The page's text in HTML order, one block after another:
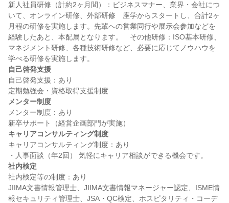
新人社員研修（計約2ヶ月間）：ビジネスマナー、業界・会社につ
いて、オンライン研修、外部研修　座学からスタートし、合計2ヶ
月程の研修を実施します。先輩への営業同行や展示会参加などを
経験したあと、本配属となります。　その他研修：ISO基本研修、
マネジメント研修、各種技術研修など、必要に応じてノウハウを
自己啓発支援
自己啓発支援：あり
メンター制度
メンター制度：あり
キャリアコンサルティング制度
キャリアコンサルティング制度：あり
社内検定
社内検定等の制度：あり
JIIMA文書情報管理士、JIIMA文書情報マネージャー認定、ISME情
報セキュリティ管理士、JSA・QC検定、ホスピタリティ・コーデ